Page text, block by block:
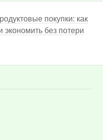
покупки: как
экономить без потери